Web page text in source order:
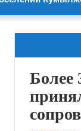
Более